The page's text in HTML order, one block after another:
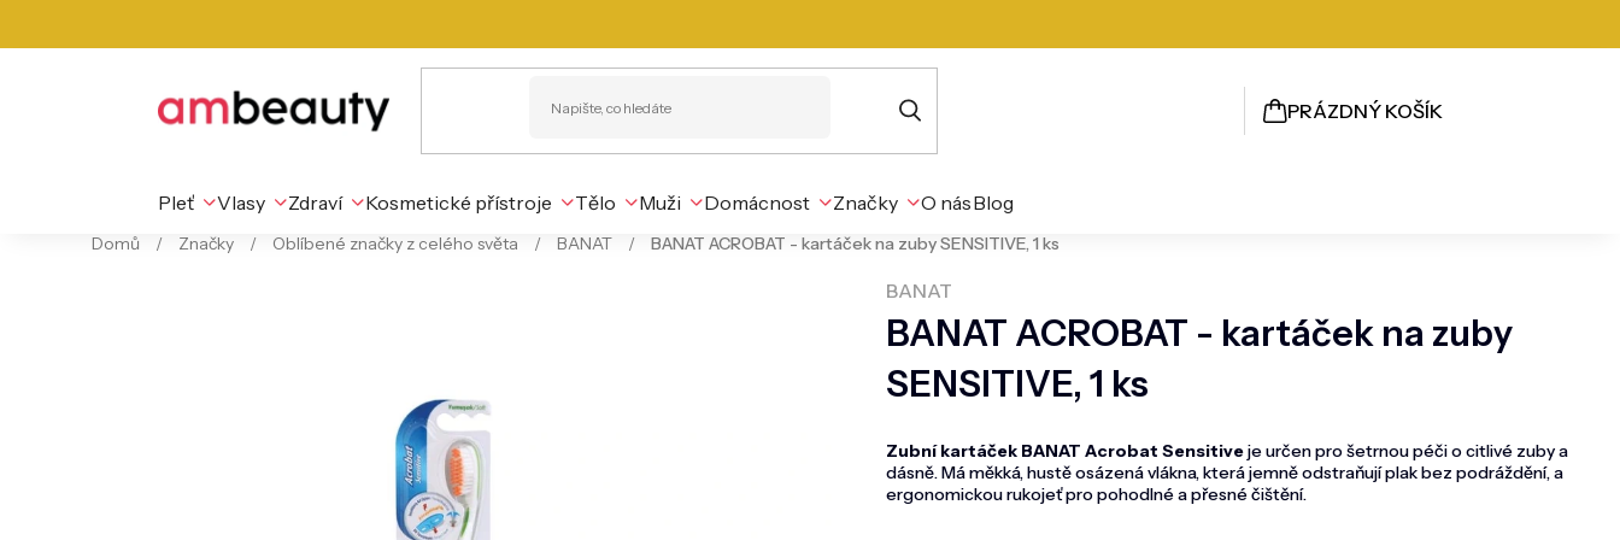
NÁKUPNÍ
PRÁZDNÝ KOŠÍK
Pleť Vlasy Zdraví Kosmetické přístroje Tělo Muži Domácnost Značky O násBlog
Domů / Značky / Oblíbené značky z celého světa / BANAT / BANAT ACROBAT - kartáček na zuby SENSITIVE, 1 ks
BANAT ACROBAT - kartáček na zuby
SENSITIVE, 1 ks
BANAT
Zubní kartáček BANAT Acrobat Sensitiveje určen pro šetrnou péči o citlivé zuby a
dásně. Má měkká, hustě osázená vlákna, která jemně odstraňují plak bez podráždění, a
ergonomickou rukojeť pro pohodlné a přesné čištění.